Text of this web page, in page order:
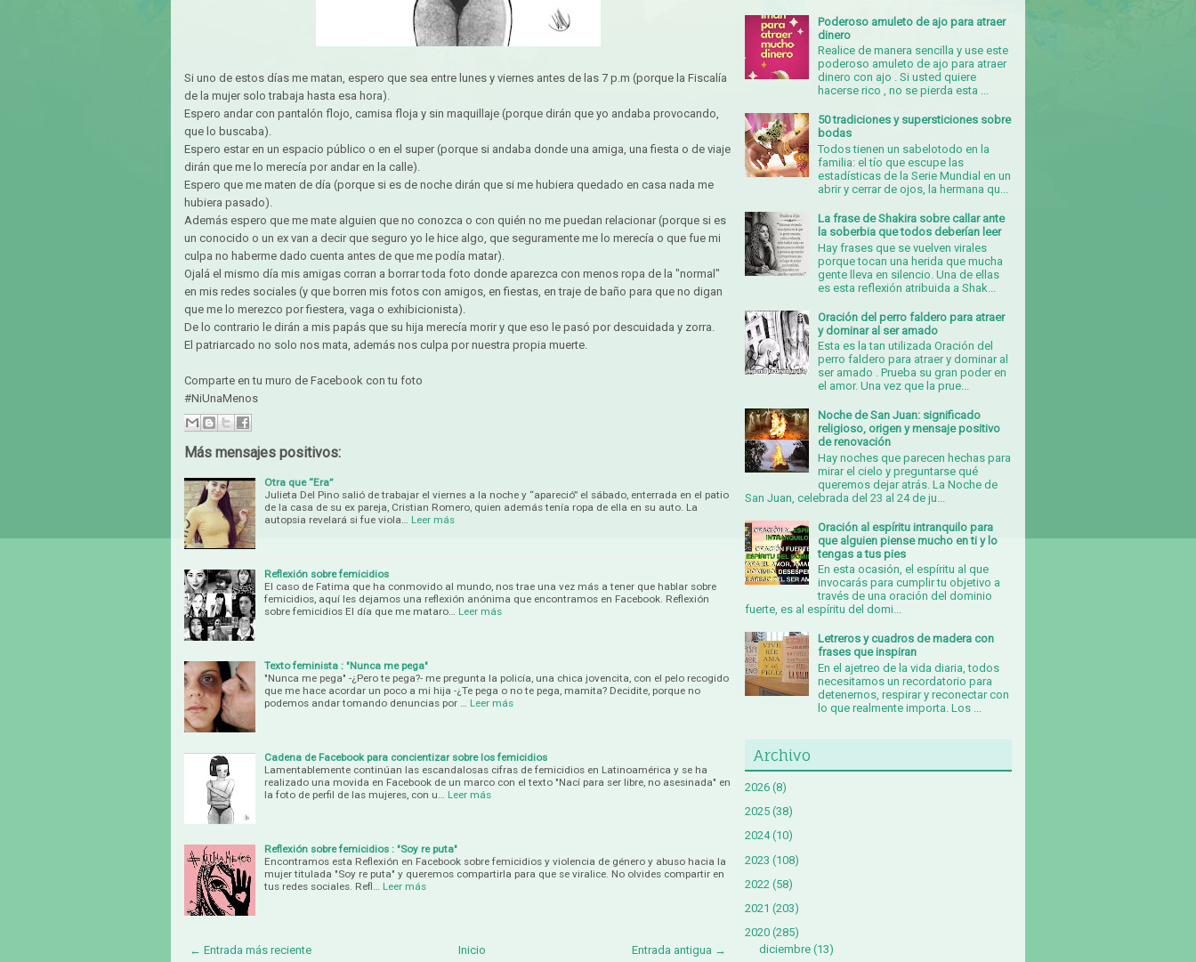
Si uno de estos días me matan, espero que sea entre lunes y viernes antes de las 7 p.m (porque la Fiscalía
de la mujer solo trabaja hasta esa hora).
Espero andar con pantalón flojo, camisa floja y sin maquillaje (porque dirán que yo andaba provocando,
que lo buscaba).
Espero estar en un espacio público o en el super (porque si andaba donde una amiga, una fiesta o de viaje
dirán que me lo merecía por andar en la calle).
Espero que me maten de día (porque si es de noche dirán que si me hubiera quedado en casa nada me
hubiera pasado).
Además espero que me mate alguien que no conozca o con quién no me puedan relacionar (porque si es
un conocido o un ex van a decir que seguro yo le hice algo, que seguramente me lo merecía o que fue mi
culpa no haberme dado cuenta antes de que me podía matar).
Ojalá el mismo día mis amigas corran a borrar toda foto donde aparezca con menos ropa de la "normal"
en mis redes sociales (y que borren mis fotos con amigos, en fiestas, en traje de baño para que no digan
que me lo merezco por fiestera, vaga o exhibicionista).
De lo contrario le dirán a mis papás que su hija merecía morir y que eso le pasó por descuidada y zorra.
El patriarcado no solo nos mata, además nos culpa por nuestra propia muerte.
Comparte en tu muro de Facebook con tu foto
#NiUnaMenos
Más mensajes positivos:
Otra que “Era”
Julieta Del Pino salió de trabajar el viernes a la noche y “apareció” el sábado, enterrada en el patio
de la casa de su ex pareja, Cristian Romero, quien además tenía ropa de ella en su auto. La
autopsia revelará si fue viola…
Leer más
Reflexión sobre femicidios
El caso de Fatima que ha conmovido al mundo, nos trae una vez más a tener que hablar sobre
femicidios, aquí les dejamos una reflexión anónima que encontramos en Facebook. Reflexión
sobre femicidios El día que me mataro…
Leer más
Texto feminista : "Nunca me pega"
"Nunca me pega" -¿Pero te pega?- me pregunta la policía, una chica jovencita, con el pelo recogido
que me hace acordar un poco a mi hija -¿Te pega o no te pega, mamita? Decidite, porque no
podemos andar tomando denuncias por …
Leer más
Cadena de Facebook para concientizar sobre los femicidios
Lamentablemente continúan las escandalosas cifras de femicidios en Latinoamérica y se ha
realizado una movida en Facebook de un marco con el texto "Nací para ser libre, no asesinada" en
la foto de perfil de las mujeres, con u…
Leer más
Reflexión sobre femicidios : "Soy re puta"
Encontramos esta Reflexión en Facebook sobre femicidios y violencia de género y abuso hacia la
mujer titulada "Soy re puta" y queremos compartirla para que se viralice. No olvides compartir en
tus redes sociales. Refl…
Leer más
← Entrada más reciente Entrada antigua →
Inicio
Poderoso amuleto de ajo para atraer
dinero
Realice de manera sencilla y use este
poderoso amuleto de ajo para atraer
dinero con ajo . Si usted quiere
hacerse rico , no se pierda esta ...
50 tradiciones y supersticiones sobre
bodas
Todos tienen un sabelotodo en la
familia: el tío que escupe las
estadísticas de la Serie Mundial en un
abrir y cerrar de ojos, la hermana qu...
La frase de Shakira sobre callar ante
la soberbia que todos deberían leer
Hay frases que se vuelven virales
porque tocan una herida que mucha
gente lleva en silencio. Una de ellas
es esta reflexión atribuida a Shak...
Oración del perro faldero para atraer
y dominar al ser amado
Esta es la tan utilizada Oración del
perro faldero para atraer y dominar al
ser amado . Prueba su gran poder en
el amor. Una vez que la prue...
Noche de San Juan: significado
religioso, origen y mensaje positivo
de renovación
Hay noches que parecen hechas para
mirar el cielo y preguntarse qué
queremos dejar atrás. La Noche de
San Juan, celebrada del 23 al 24 de ju...
Oración al espíritu intranquilo para
que alguien piense mucho en ti y lo
tengas a tus pies
En esta ocasión, el espíritu al que
invocarás para cumplir tu objetivo a
través de una oración del dominio
fuerte, es al espíritu del domi...
Letreros y cuadros de madera con
frases que inspiran
En el ajetreo de la vida diaria, todos
necesitamos un recordatorio para
detenernos, respirar y reconectar con
lo que realmente importa. Los ...
Archivo
2026 (8)
2025 (38)
2024 (10)
2023 (108)
2022 (58)
2021 (203)
2020 (285)
diciembre (13)